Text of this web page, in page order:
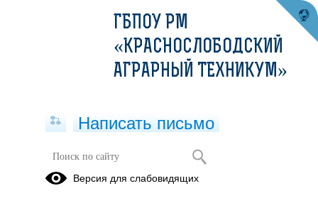
Государственная итоговая
аттестация 2021-2022 учебный год
ГБПОУ РМ
«КРАСНОСЛОБОДСКИЙ
АГРАРНЫЙ ТЕХНИКУМ»
Написать письмо
Версия для слабовидящих